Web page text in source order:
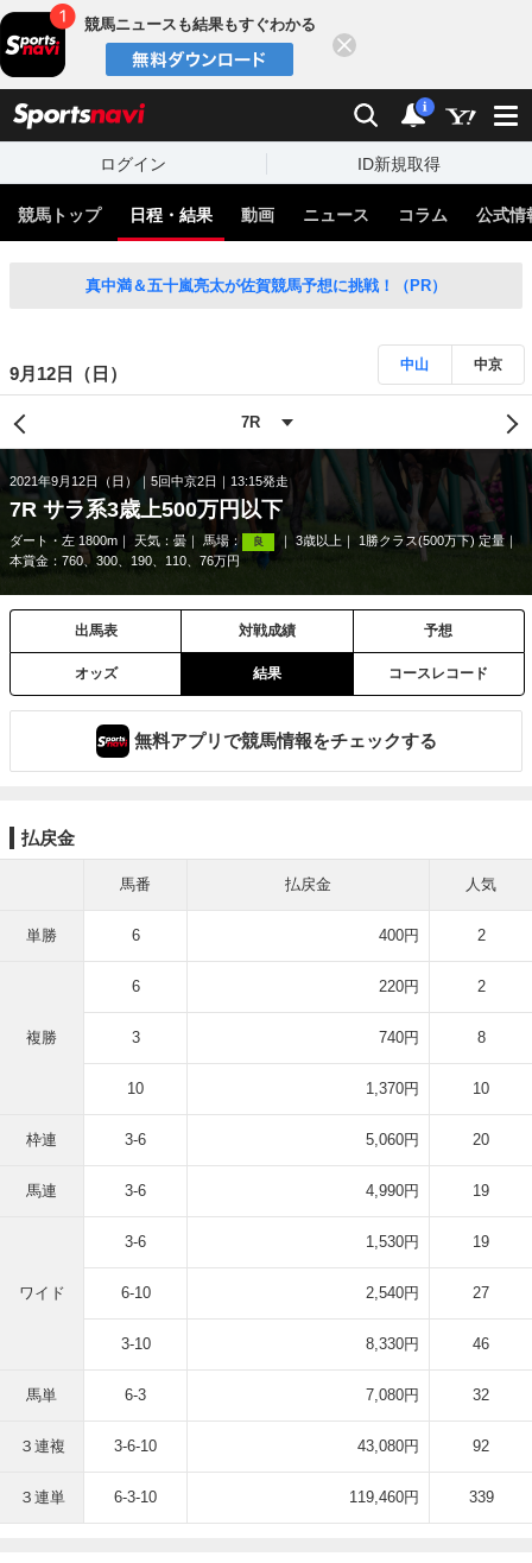
競馬ニュースも結果もすぐわかる
検索 通知
i
ログイン ID新規取得
競馬トップ 日程・結果 動画 ニュース コラム 公式情
真中満＆五十嵐亮太が佐賀競馬予想に挑戦！（PR）
9月12日（日） 中山 中京
2021年9月12日（日） 5回中京2日 13:15発走
7R サラ系3歳上500万円以下
ダート・左 1800m 天気： 曇 馬場： 良 3歳以上
1勝クラス(500万下) 定量
本賞金：760、300、190、110、76万円
出馬表 対戦成績 予想
オッズ 結果 コースレコード
無料アプリで競馬情報をチェックする
払戻金
馬番 払戻金 人気
単勝 6 400円 2
複勝
6 220円 2
3 740円 8
10 1,370円 10
枠連 3-6 5,060円 20
馬連 3-6 4,990円 19
ワイド
3-6 1,530円 19
6-10 2,540円 27
3-10 8,330円 46
馬単 6-3 7,080円 32
３連複 3-6-10 43,080円 92
３連単 6-3-10 119,460円 339